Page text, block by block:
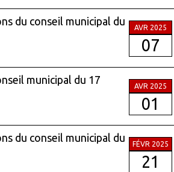
du conseil municipal du
AVR 2025
07
municipal du 17
AVR 2025
01
du conseil municipal du
FÉVR 2025
21